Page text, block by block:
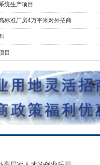
统生产项目
标准厂房4万平米对外招商
目